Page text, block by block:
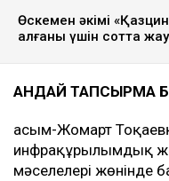
Өскемен әкімі
қалғаны үшін сотта
ҚАНДАЙ ТАПСЫРМА
Қасым-Жомарт
инфрақұрылымдық
мәселелері жөнінде